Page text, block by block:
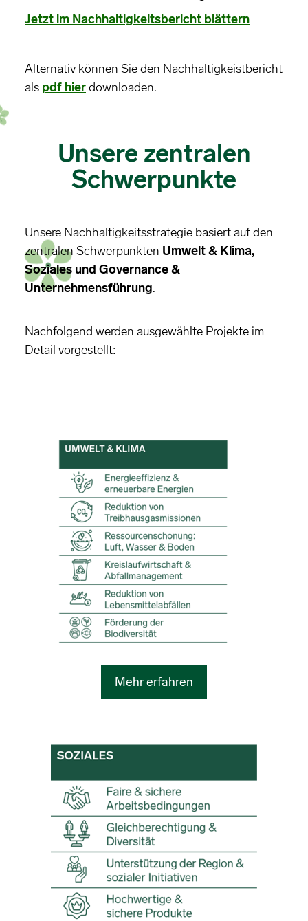
Jetzt im Nachhaltigkeitsbericht blättern
Alternativ können Sie den Nachhaltigkeistbericht
als pdf hierdownloaden.
Unsere zentralen
Schwerpunkte
Unsere Nachhaltigkeitsstrategie basiert auf den
zentralen Schwerpunkten Umwelt & Klima,
Soziales und Governance &
Unternehmensführung.
Nachfolgend werden ausgewählte Projekte im
Detail vorgestellt:
Mehr erfahren